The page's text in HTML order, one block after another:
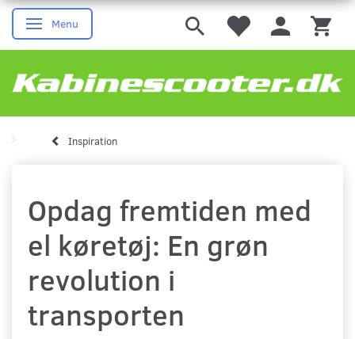
Skifte navigation
Menu
Inspiration
Opdag fremtiden med
el køretøj: En grøn
revolution i
transporten